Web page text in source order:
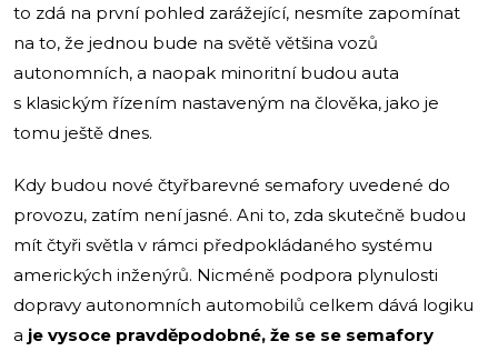
to zdá na první pohled zarážející, nesmíte zapomínat
na to, že jednou bude na světě většina vozů
autonomních, a naopak minoritní budou auta
s klasickým řízením nastaveným na člověka, jako je
tomu ještě dnes.
Kdy budou nové čtyřbarevné semafory uvedené do
provozu, zatím není jasné. Ani to, zda skutečně budou
mít čtyři světla v rámci předpokládaného systému
amerických inženýrů. Nicméně podpora plynulosti
dopravy autonomních automobilů celkem dává logiku
a je vysoce pravděpodobné, že se se semafory